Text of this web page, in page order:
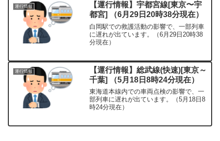
運行情報
【運行情報】宇都宮線[東京〜宇
都宮] （6月29日20時38分現在）
白岡駅での救護活動の影響で、一部列車
に遅れが出ています。（6月29日20時38
分現在）
運行情報
【運行情報】総武線(快速)[東京～
千葉] （5月18日8時24分現在）
東海道本線内での車両点検の影響で、一
部列車に遅れが出ています。（5月18日8
時24分現在）